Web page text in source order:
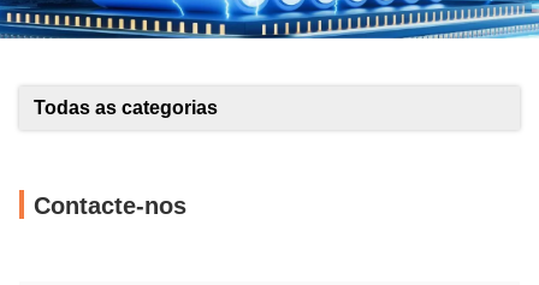
Todas as categorias
Contacte-nos